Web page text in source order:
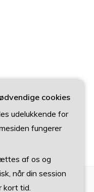
cookies
udelukkende for
fungerer
af os og
når din session
kort tid.